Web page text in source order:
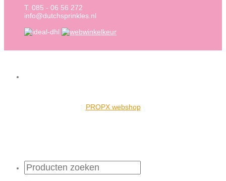
T. 085 - 06 56 272
info@dutchsprinkles.nl
PROPX webshop